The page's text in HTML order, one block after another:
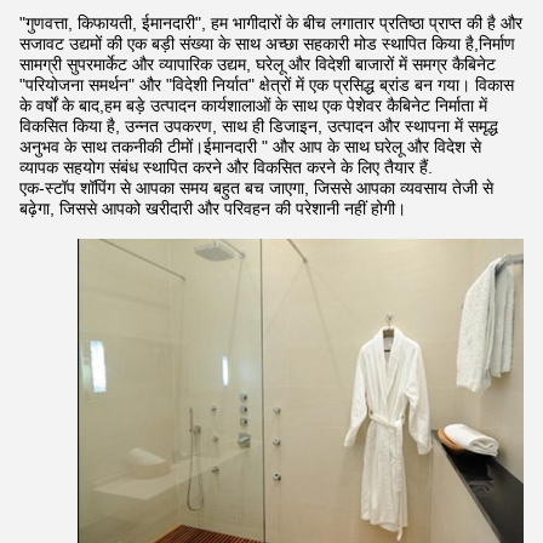
"गुणवत्ता, किफायती, ईमानदारी", हम भागीदारों के बीच लगातार प्रतिष्ठा प्राप्त की है और
सजावट उद्यमों की एक बड़ी संख्या के साथ अच्छा सहकारी मोड स्थापित किया है,निर्माण
सामग्री सुपरमार्केट और व्यापारिक उद्यम, घरेलू और विदेशी बाजारों में समग्र कैबिनेट
"परियोजना समर्थन" और "विदेशी निर्यात" क्षेत्रों में एक प्रसिद्ध ब्रांड बन गया। विकास
के वर्षों के बाद,हम बड़े उत्पादन कार्यशालाओं के साथ एक पेशेवर कैबिनेट निर्माता में
विकसित किया है, उन्नत उपकरण, साथ ही डिजाइन, उत्पादन और स्थापना में समृद्ध
अनुभव के साथ तकनीकी टीमों।ईमानदारी " और आप के साथ घरेलू और विदेश से
व्यापक सहयोग संबंध स्थापित करने और विकसित करने के लिए तैयार हैं.
एक-स्टॉप शॉपिंग से आपका समय बहुत बच जाएगा, जिससे आपका व्यवसाय तेजी से
बढ़ेगा, जिससे आपको खरीदारी और परिवहन की परेशानी नहीं होगी।